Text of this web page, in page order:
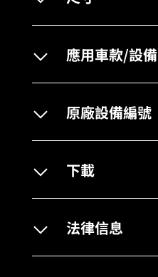
應用車款/設備
原廠設備編號
下載
法律信息